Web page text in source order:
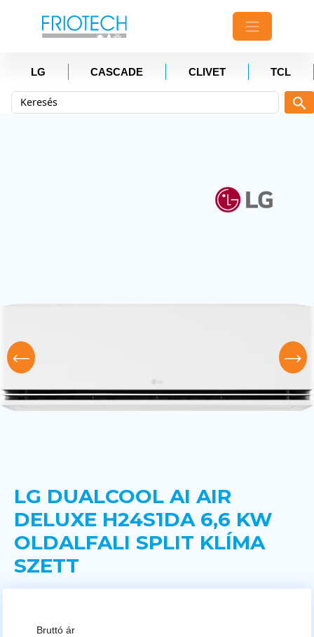
LG CASCADE CLIVET TCL
LG DUALCOOL AI AIR
DELUXE H24S1DA 6,6 KW
OLDALFALI SPLIT KLÍMA
SZETT
Bruttó ár